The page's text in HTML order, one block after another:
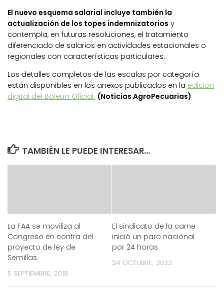
El nuevo esquema salarial incluye también la
actualización de los topes indemnizatorios y
contempla, en futuras resoluciones, el tratamiento
diferenciado de salarios en actividades estacionales o
regionales con características particulares.
Los detalles completos de las escalas por categoría
están disponibles en los anexos publicados en la edición
digital del Boletín Oficial. (Noticias AgroPecuarias)
TAMBIÉN LE PUEDE INTERESAR...
La FAA se moviliza al
Congreso en contra del
proyecto de ley de
Semillas
5 SEPTIEMBRE, 2018
El sindicato de la carne
inició un paro nacional
por 24 horas
24 OCTUBRE, 2022